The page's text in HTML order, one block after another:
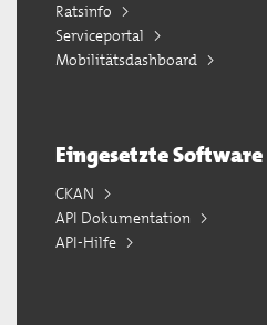
Ratsinfo
Serviceportal
Mobilitätsdashboard
Eingesetzte Software
CKAN
API Dokumentation
API-Hilfe